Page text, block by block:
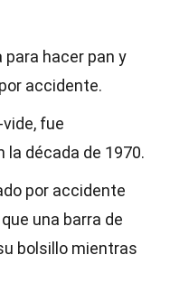
hacer pan y
accidente.
fue
la década de 1970.
por accidente
una barra de
bolsillo mientras